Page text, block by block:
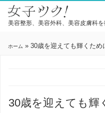
美容整形、美容外科、美容皮膚科
ホーム » 30歳を迎えても輝くた
30歳を迎えても輝